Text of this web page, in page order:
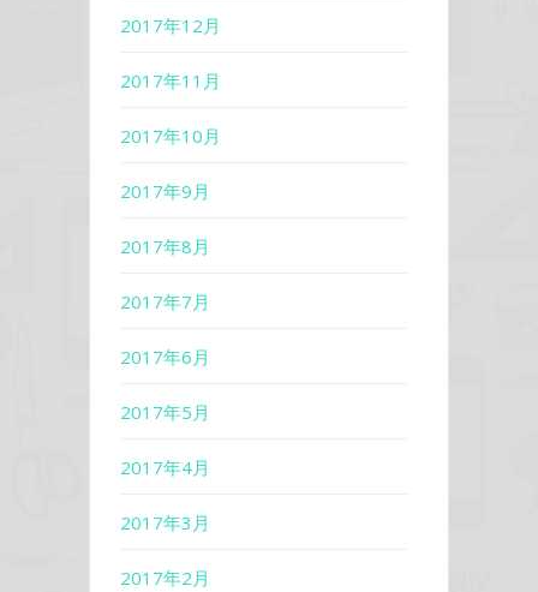
2017年12月
2017年11月
2017年10月
2017年9月
2017年8月
2017年7月
2017年6月
2017年5月
2017年4月
2017年3月
2017年2月